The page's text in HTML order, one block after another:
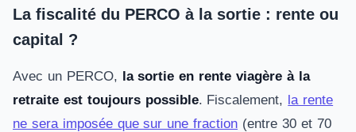
La fiscalité du PERCO à la sortie : rente ou
capital ?
Avec un PERCO, la sortie en rente viagère à la
retraite est toujours possible. Fiscalement, la rente
ne sera imposée que sur une fraction (entre 30 et 70